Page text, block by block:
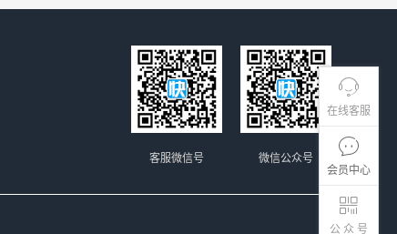
在线客服
会员中心
公 众 号
微信公众号
客服微信号